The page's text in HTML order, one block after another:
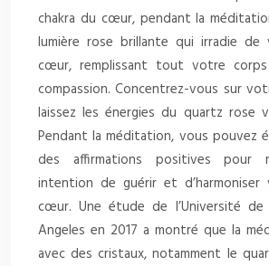
chakra du cœur, pendant la
lumière rose brillante qui irradie de
cœur, remplissant tout votre
compassion. Concentrez-vous sur
laissez les énergies du quartz rose
Pendant la méditation, vous pouvez
des affirmations positives pour
intention de guérir et d’harmoniser
cœur. Une étude de l’Université de
Angeles en 2017 a montré que la
avec des cristaux, notamment le